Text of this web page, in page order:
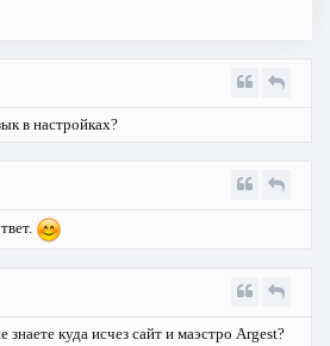
в настройках?
куда исчез сайт и маэстро Argest?